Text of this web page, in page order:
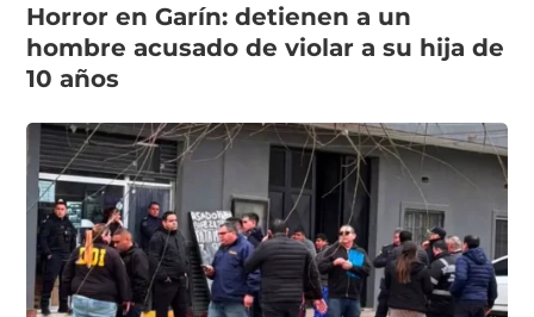
Horror en Garín: detienen a un
hombre acusado de violar a su hija de
10 años